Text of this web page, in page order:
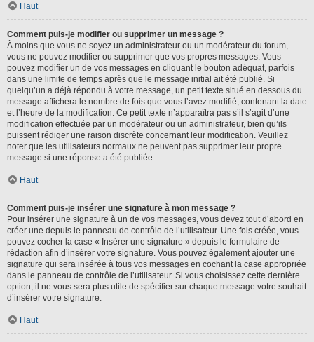
Haut
Comment puis-je modifier ou supprimer un message ?
À moins que vous ne soyez un administrateur ou un modérateur du forum,
vous ne pouvez modifier ou supprimer que vos propres messages. Vous
pouvez modifier un de vos messages en cliquant le bouton adéquat, parfois
dans une limite de temps après que le message initial ait été publié. Si
quelqu’un a déjà répondu à votre message, un petit texte situé en dessous du
message affichera le nombre de fois que vous l’avez modifié, contenant la date
et l’heure de la modification. Ce petit texte n’apparaîtra pas s’il s’agit d’une
modification effectuée par un modérateur ou un administrateur, bien qu’ils
puissent rédiger une raison discrète concernant leur modification. Veuillez
noter que les utilisateurs normaux ne peuvent pas supprimer leur propre
message si une réponse a été publiée.
Haut
Comment puis-je insérer une signature à mon message ?
Pour insérer une signature à un de vos messages, vous devez tout d’abord en
créer une depuis le panneau de contrôle de l’utilisateur. Une fois créée, vous
pouvez cocher la case « Insérer une signature » depuis le formulaire de
rédaction afin d’insérer votre signature. Vous pouvez également ajouter une
signature qui sera insérée à tous vos messages en cochant la case appropriée
dans le panneau de contrôle de l’utilisateur. Si vous choisissez cette dernière
option, il ne vous sera plus utile de spécifier sur chaque message votre souhait
d’insérer votre signature.
Haut